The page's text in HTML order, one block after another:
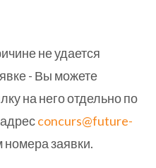
не удается
- Вы можете
на него отдельно по
concurs@future-
номера заявки.